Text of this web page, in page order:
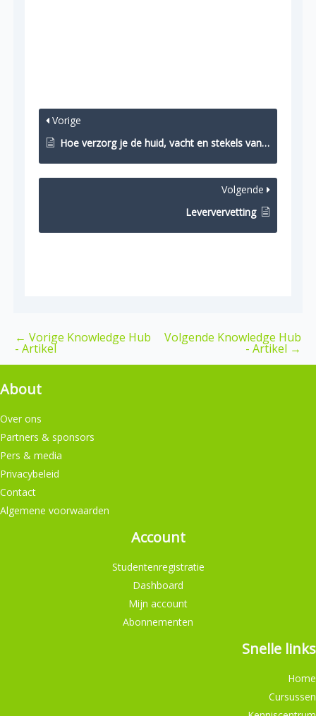
Vorige
Hoe verzorg je de huid, vacht en stekels van egels en tenreks?
Volgende
Leververvetting
← Vorige Knowledge Hub
- Artikel
Volgende Knowledge Hub
- Artikel →
About
Over ons
Partners & sponsors
Pers & media
Privacybeleid
Contact
Algemene voorwaarden
Account
Studentenregistratie
Dashboard
Mijn account
Abonnementen
Snelle links
Home
Cursussen